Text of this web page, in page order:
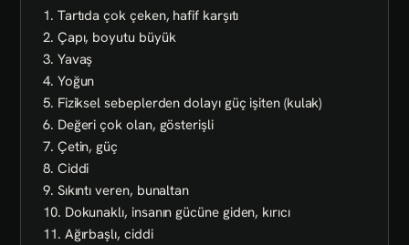
1. Tartıda çok çeken, hafif karşıtı
2. Çapı, boyutu büyük
3. Yavaş
4. Yoğun
5. Fiziksel sebeplerden dolayı güç işiten (kulak)
6. Değeri çok olan, gösterişli
7. Çetin, güç
8. Ciddi
9. Sıkıntı veren, bunaltan
10. Dokunaklı, insanın gücüne giden, kırıcı
11. Ağırbaşlı, ciddi